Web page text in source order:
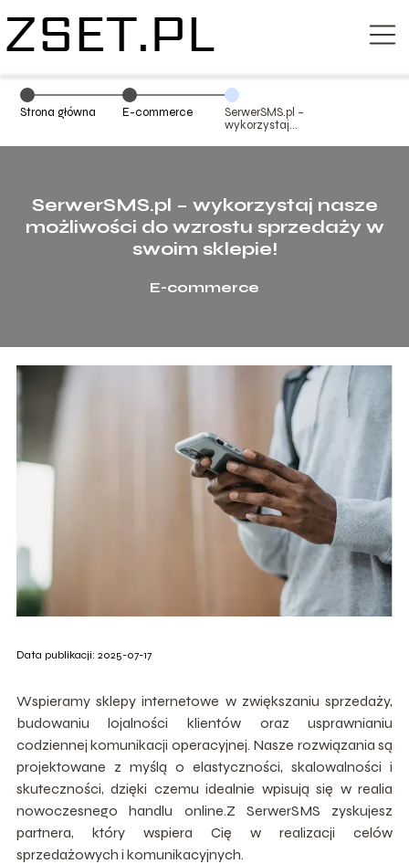
Strona główna E-commerce
SerwerSMS.pl –
wykorzystaj
możliwości do
SerwerSMS.pl – wykorzystaj nasze
możliwości do wzrostu sprzedaży w
swoim sklepie!
E-commerce
Data publikacji: 2025-07-17
Wspieramy sklepy internetowe w zwiększaniu sprzedaży,
budowaniu lojalności klientów oraz usprawnianiu
codziennej komunikacji operacyjnej. Nasze rozwiązania są
projektowane z myślą o elastyczności, skalowalności i
skuteczności, dzięki czemu idealnie wpisują się w realia
nowoczesnego handlu online.Z SerwerSMS zyskujesz
partnera, który wspiera Cię w realizacji celów
sprzedażowych i komunikacyjnych.